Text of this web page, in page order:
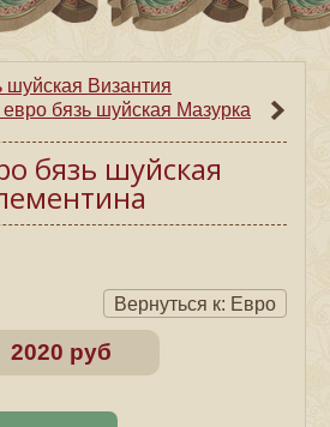
шуйская Византия
бязь шуйская Мазурка
бязь шуйская
Вернуться к: Евро
2020 руб